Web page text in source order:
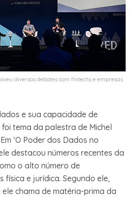
diversos debates com fintechs e empresas
e sua capacidade de
tema da palestra de Michel
‘O Poder dos Dados no
destacou números recentes da
o alto número de
física e jurídica. Segundo ele,
chama de matéria-prima da